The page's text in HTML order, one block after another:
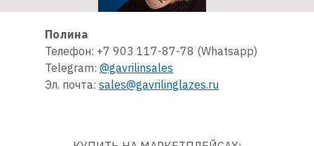
Полина
Телефон: +7 903 117-87-78 (Whatsapp)
Telegram: @gavrilinsales
Эл. почта: sales@gavrilinglazes.ru